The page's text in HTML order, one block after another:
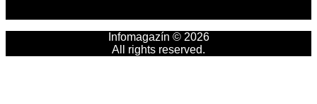
Infomagazín © 2026
All rights reserved.